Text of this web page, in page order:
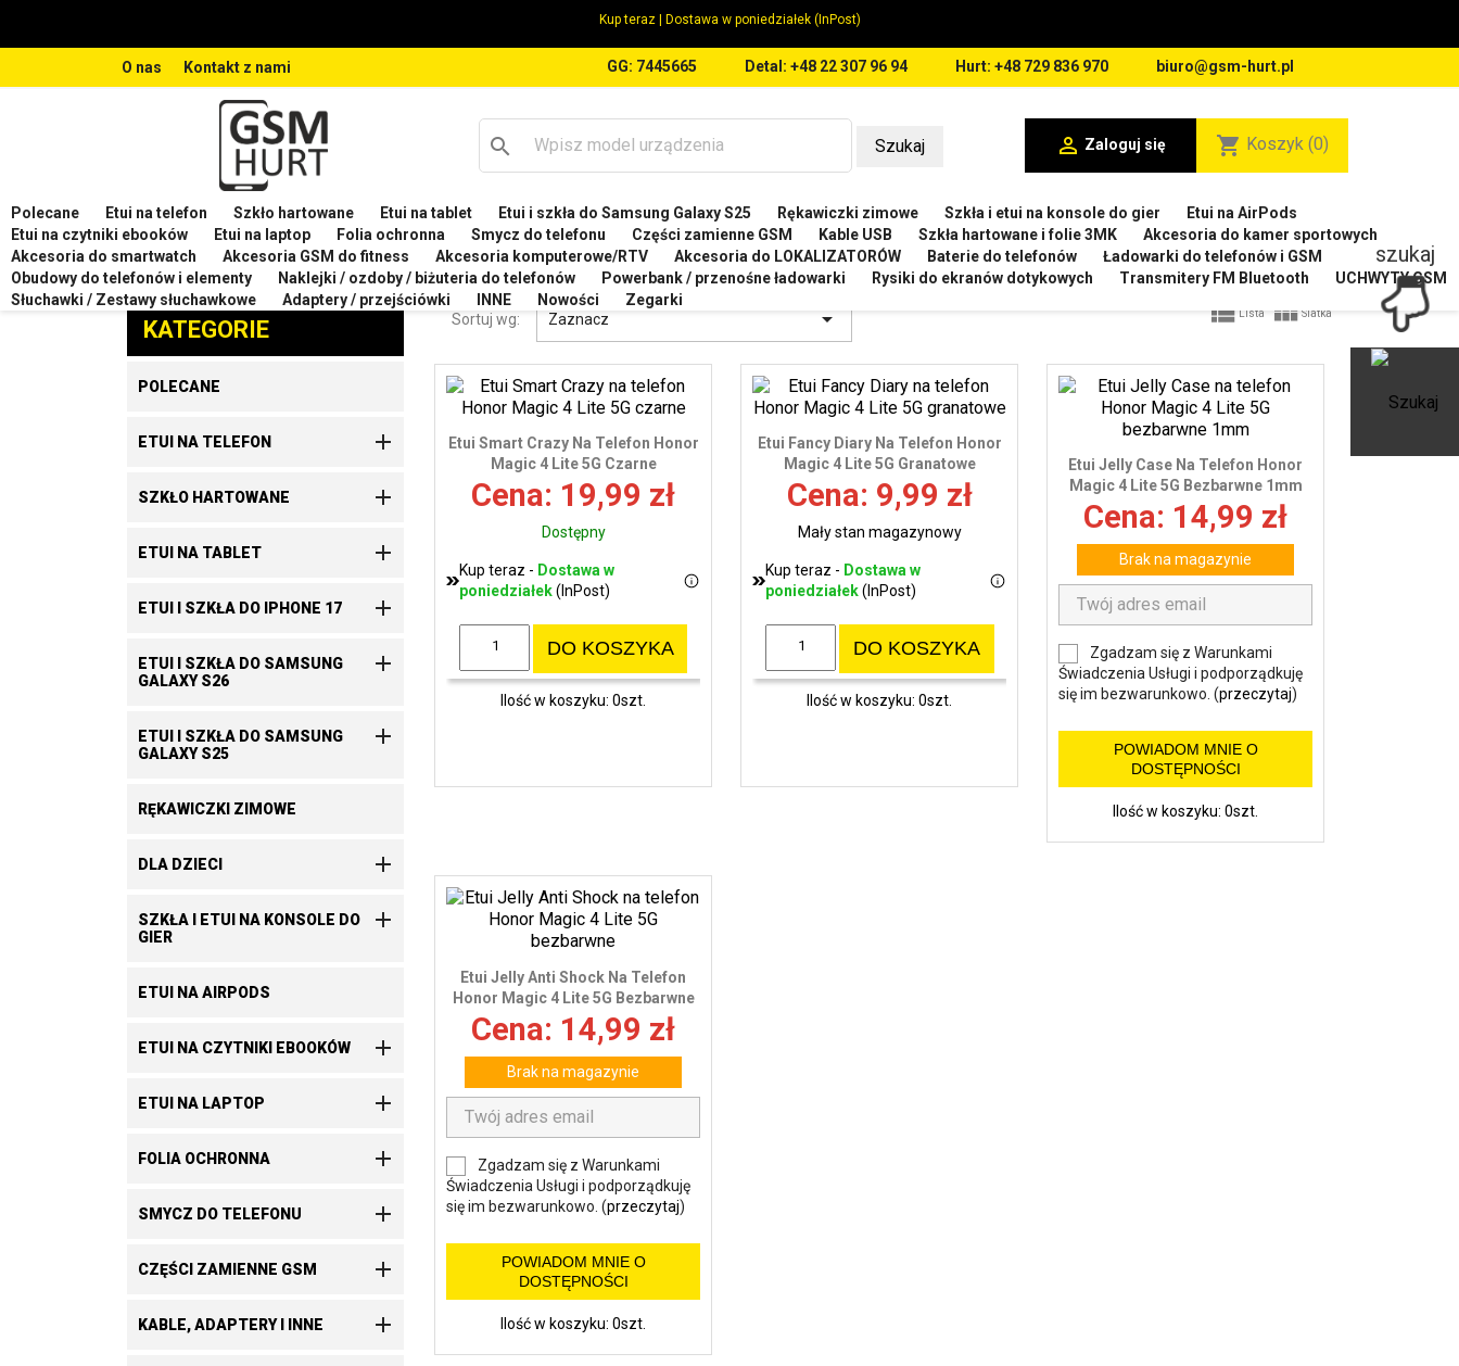
Kup teraz | Dostawa w poniedziałek (InPost)
O nas Kontakt z nami GG: 7445665 Detal: +48 22 307 96 94 Hurt: +48 729 836 970 biuro@gsm-hurt.pl
search Szukaj  Zaloguj się shopping_cart Koszyk (0)
Polecane Etui na telefon Szkło hartowane Etui na tablet Etui i szkła do Samsung Galaxy S25 Rękawiczki zimowe Szkła i etui na konsole do gier
Etui na AirPods
Etui na czytniki ebooków
Etui na laptop Folia ochronna Smycz do telefonu Części zamienne GSM Kable USB Szkła hartowane i folie 3MK
Akcesoria do kamer sportowych
Akcesoria do smartwatch
Akcesoria GSM do fitness Akcesoria komputerowe/RTV Akcesoria do LOKALIZATORÓW Baterie do telefonów
Ładowarki do telefonów i GSM
Obudowy do telefonów i elementy
Naklejki / ozdoby / biżuteria do telefonów Powerbank / przenośne ładowarki Rysiki do ekranów dotykowych Transmitery FM Bluetooth
UCHWYTY GSM
Słuchawki / Zestawy słuchawkowe
Adaptery / przejściówki INNE Nowości Zegarki
Strona główna Etui na telefon Etui na telefon HONOR Etui do Honor Magic4 Lite 5G
Zaproponuj produkt
KATEGORIE
POLECANE
ETUI NA TELEFON 
SZKŁO HARTOWANE 
ETUI NA TABLET 
ETUI I SZKŁA DO IPHONE 17 
ETUI I SZKŁA DO SAMSUNG
GALAXY S26

ETUI I SZKŁA DO SAMSUNG
GALAXY S25

RĘKAWICZKI ZIMOWE
DLA DZIECI 
SZKŁA I ETUI NA KONSOLE DO
GIER

ETUI NA AIRPODS
ETUI NA CZYTNIKI EBOOKÓW 
ETUI NA LAPTOP 
FOLIA OCHRONNA 
SMYCZ DO TELEFONU 
CZĘŚCI ZAMIENNE GSM 
KABLE, ADAPTERY I INNE 
ETUI DO HONOR MAGIC4 LITE 5G
Sortuj wg: Zaznacz   Lista  Siatka
Etui Smart Crazy Na Telefon Honor
Magic 4 Lite 5G Czarne
Cena: 19,99 zł
Dostępny
Kup teraz - Dostawa w
poniedziałek(InPost)
DO KOSZYKA
Ilość w koszyku: 0szt.
Etui Fancy Diary Na Telefon Honor
Magic 4 Lite 5G Granatowe
Cena: 9,99 zł
Mały stan magazynowy
Kup teraz - Dostawa w
poniedziałek(InPost)
DO KOSZYKA
Ilość w koszyku: 0szt.
Etui Jelly Case Na Telefon Honor
Magic 4 Lite 5G Bezbarwne 1mm
Cena: 14,99 zł
Brak na magazynie
Zgadzam się z Warunkami
Świadczenia Usługi i podporządkuję
się im bezwarunkowo. (przeczytaj)
POWIADOM MNIE O
DOSTĘPNOŚCI
Ilość w koszyku: 0szt.
Etui Jelly Anti Shock Na Telefon
Honor Magic 4 Lite 5G Bezbarwne
Cena: 14,99 zł
Brak na magazynie
Zgadzam się z Warunkami
Świadczenia Usługi i podporządkuję
się im bezwarunkowo. (przeczytaj)
POWIADOM MNIE O
DOSTĘPNOŚCI
Ilość w koszyku: 0szt.
szukaj